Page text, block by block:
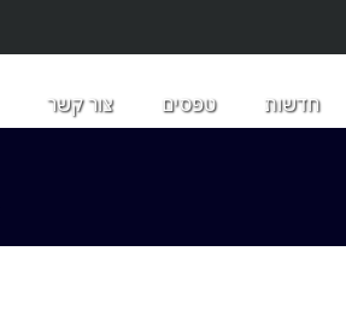
חדשות טפסים צור קשר